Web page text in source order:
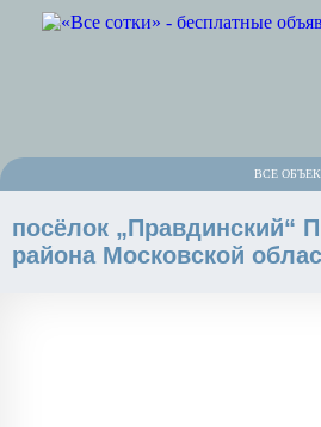
ВСЕ
посёлок „Правдинский“
района Московской